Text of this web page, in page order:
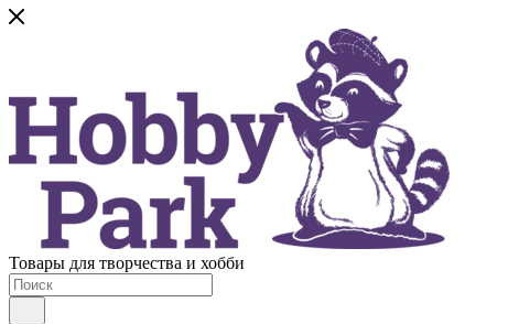
Товары для творчества и хобби